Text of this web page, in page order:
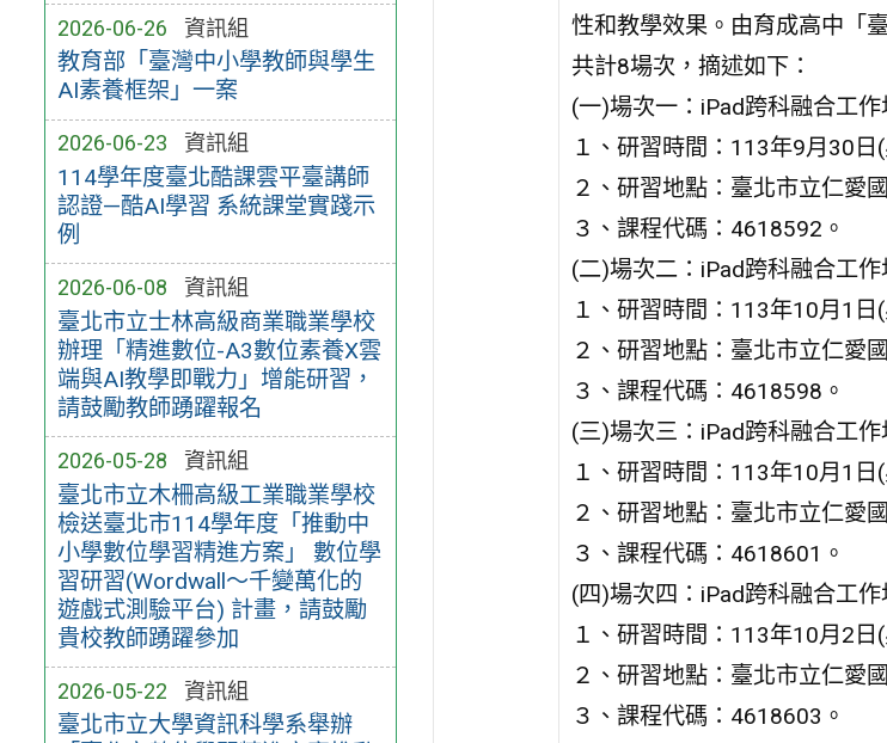
2026-06-26 資訊組
教育部「臺灣中小學教師與學生
AI素養框架」一案
2026-06-23 資訊組
114學年度臺北酷課雲平臺講師
認證—酷AI學習 系統課堂實踐示
例
2026-06-08 資訊組
臺北市立士林高級商業職業學校
辦理「精進數位-A3數位素養X雲
端與AI教學即戰力」增能研習，
請鼓勵教師踴躍報名
2026-05-28 資訊組
臺北市立木柵高級工業職業學校
檢送臺北市114學年度「推動中
小學數位學習精進方案」 數位學
習研習(Wordwall～千變萬化的
遊戲式測驗平台) 計畫，請鼓勵
貴校教師踴躍參加
2026-05-22 資訊組
臺北市立大學資訊科學系舉辦
性和教學效果。由育成高中「
共計8場次，摘述如下：
(一)場次一：iPad跨科融合工
１、研習時間：113年9月30日
２、研習地點：臺北市立仁愛
３、課程代碼：4618592。
(二)場次二：iPad跨科融合工
１、研習時間：113年10月1日
２、研習地點：臺北市立仁愛
３、課程代碼：4618598。
(三)場次三：iPad跨科融合工
１、研習時間：113年10月1日
２、研習地點：臺北市立仁愛
３、課程代碼：4618601。
(四)場次四：iPad跨科融合工
１、研習時間：113年10月2日
２、研習地點：臺北市立仁愛
３、課程代碼：4618603。